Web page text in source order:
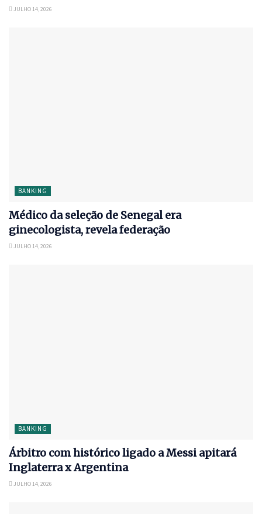
JULHO 14, 2026
BANKING
Médico da seleção de Senegal era
ginecologista, revela federação
JULHO 14, 2026
BANKING
Árbitro com histórico ligado a Messi apitará
Inglaterra x Argentina
JULHO 14, 2026